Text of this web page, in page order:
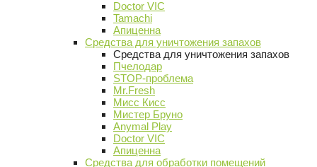
Doctor VIC
Tamachi
Апиценна
Средства для уничтожения запахов
Средства для уничтожения запахов
Пчелодар
STOP-проблема
Mr.Fresh
Мисс Кисс
Мистер Бруно
Anymal Play
Doctor VIC
Апиценна
Средства для обработки помещений